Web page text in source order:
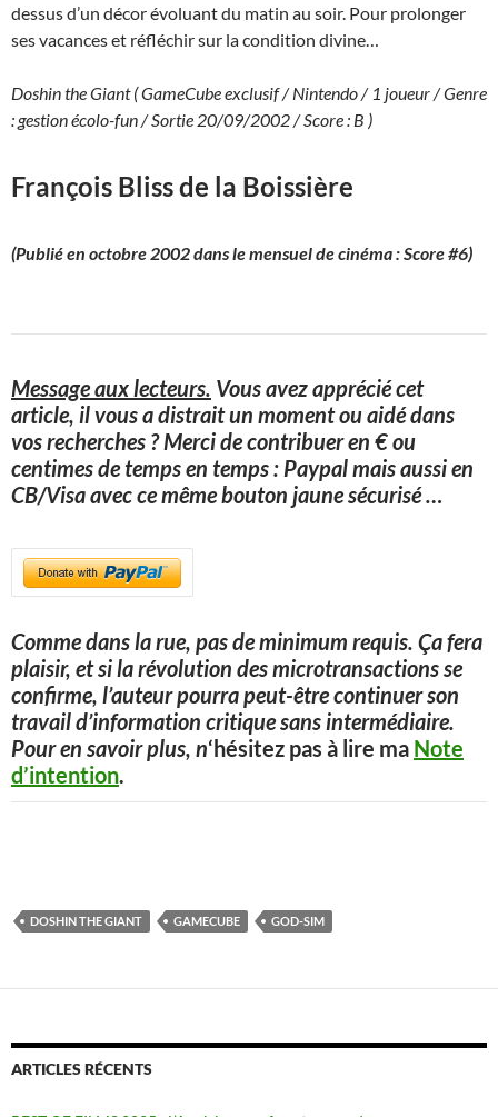
dessus d’un décor évoluant du matin au soir. Pour prolonger
ses vacances et réfléchir sur la condition divine…
Doshin the Giant ( GameCube exclusif / Nintendo / 1 joueur / Genre
: gestion écolo-fun / Sortie 20/09/2002 / Score : B )
François Bliss de la Boissière
(Publié en octobre 2002 dans le mensuel de cinéma : Score #6)
Message aux lecteurs. Vous avez apprécié cet
article, il vous a distrait un moment ou aidé dans
vos recherches ? Merci de contribuer en € ou
centimes de temps en temps : Paypal mais aussi en
CB/Visa avec ce même bouton jaune sécurisé…
Comme dans la rue, pas de minimum requis. Ça fera
plaisir, et si la révolution des microtransactions se
confirme, l’auteur pourra peut-être continuer son
travail d’information critique sans intermédiaire.
Pour en savoir plus, n‘hésitez pas à lire ma Note
d’intention.
DOSHIN THE GIANT GAMECUBE GOD-SIM
ARTICLES RÉCENTS